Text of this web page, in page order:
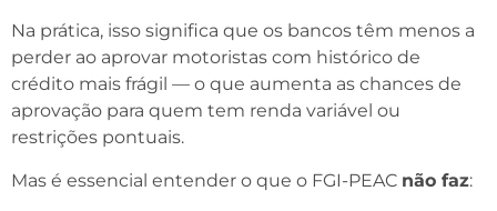
Na prática, isso significa que os bancos têm menos a
perder ao aprovar motoristas com histórico de
crédito mais frágil — o que aumenta as chances de
aprovação para quem tem renda variável ou
restrições pontuais.
Mas é essencial entender o que o FGI-PEAC não faz: